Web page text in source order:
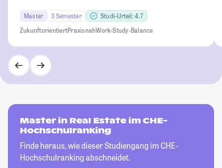
Master 3 Semester
Studi-Urteil: 4.7
ZukunftorientiertPraxisnahWork-Study-Balance
Master in Real Estate im CHE-
Hochschulranking
Finde heraus, wie dieser Studiengang im CHE-
Hochschulranking abschneidet.